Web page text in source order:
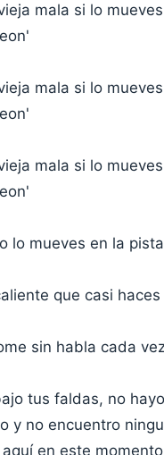
mala si lo
mala si lo
mala si lo
lo mueves en la
que casi
sin habla cada
tus faldas, no
y no encuentro
en este